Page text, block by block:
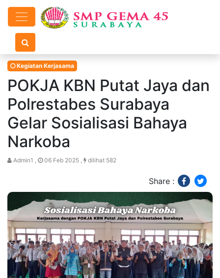
Kegiatan Kerjasama
POKJA KBN Putat Jaya dan
Polrestabes Surabaya
Gelar Sosialisasi Bahaya
Narkoba
Admin1 , 06 Feb 2025 , dilihat 582
Share :